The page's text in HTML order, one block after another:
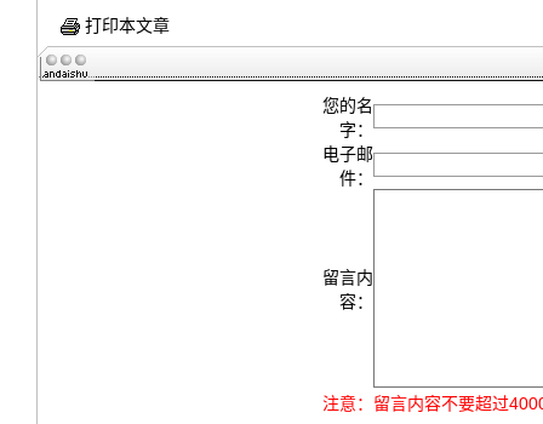
打印本文章
您的名
字：
电子邮
件：
留言内
容：
注意： 留言内容不要超过